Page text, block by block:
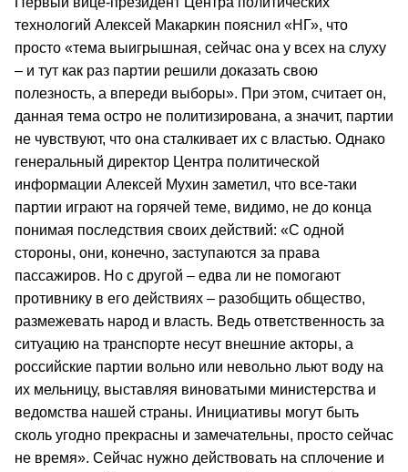
технологий Алексей Макаркин пояснил «НГ», что
просто «тема выигрышная, сейчас она у всех на слуху
– и тут как раз партии решили доказать свою
полезность, а впереди выборы». При этом, считает он,
данная тема остро не политизирована, а значит, партии
не чувствуют, что она сталкивает их с властью. Однако
генеральный директор Центра политической
информации Алексей Мухин заметил, что все-таки
партии играют на горячей теме, видимо, не до конца
понимая последствия своих действий: «С одной
стороны, они, конечно, заступаются за права
пассажиров. Но с другой – едва ли не помогают
противнику в его действиях – разобщить общество,
размежевать народ и власть. Ведь ответственность за
ситуацию на транспорте несут внешние акторы, а
российские партии вольно или невольно льют воду на
их мельницу, выставляя виноватыми министерства и
ведомства нашей страны. Инициативы могут быть
сколь угодно прекрасны и замечательны, просто сейчас
не время». Сейчас нужно действовать на сплочение и